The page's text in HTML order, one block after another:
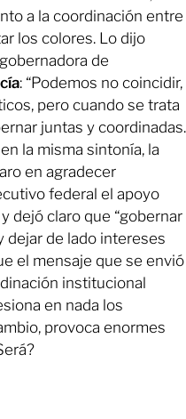
a la coordinación entre
los colores. Lo dijo
de
: “Podemos no coincidir,
pero cuando se trata
juntas y coordinadas.
la misma sintonía, la
en agradecer
federal el apoyo
dejó claro que “gobernar
dejar de lado intereses
el mensaje que se envió
institucional
en nada los
provoca enormes